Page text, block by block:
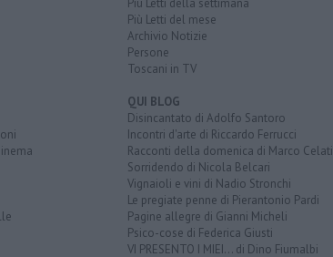
Più Letti della settimana
Più Letti del mese
Archivio Notizie
Persone
Toscani in TV
QUI BLOG
Disincantato di Adolfo Santoro
Incontri d'arte di Riccardo Ferrucci
Racconti della domenica di Marco Celati
Sorridendo di Nicola Belcari
Vignaioli e vini di Nadio Stronchi
Le pregiate penne di Pierantonio Pardi
Pagine allegre di Gianni Micheli
Psico-cose di Federica Giusti
VI PRESENTO I MIEI... di Dino Fiumalbi